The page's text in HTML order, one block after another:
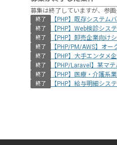
募集は終了していますが、参
終了 【PHP】既存システム
終了 【PHP】Web検診シス
終了 【PHP】卸売企業向け
終了 【PHP/PM/AWS】オ
終了 【PHP】大手エンタメ
終了 【PHP/Laravel】某マ
終了 【PHP】医療・介護系
終了 【PHP】給与明細シス